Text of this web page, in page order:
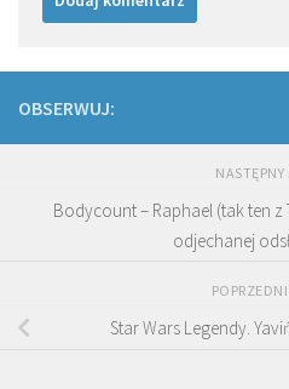
OBSERWUJ:
NASTĘPNY
Bodycount – Raphael (tak ten z
odjechanej
Star Wars Legendy.